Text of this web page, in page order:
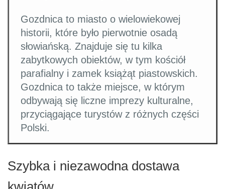
Gozdnica to miasto o wielowiekowej
historii, które było pierwotnie osadą
słowiańską. Znajduje się tu kilka
zabytkowych obiektów, w tym kościół
parafialny i zamek książąt piastowskich.
Gozdnica to także miejsce, w którym
odbywają się liczne imprezy kulturalne,
przyciągające turystów z różnych części
Polski.
Szybka i niezawodna dostawa